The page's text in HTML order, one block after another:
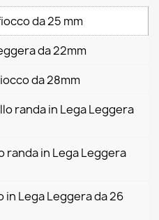
da 25 mm
da 22mm
da 28mm
randa in Lega Leggera
randa in Lega Leggera
Lega Leggera da 26